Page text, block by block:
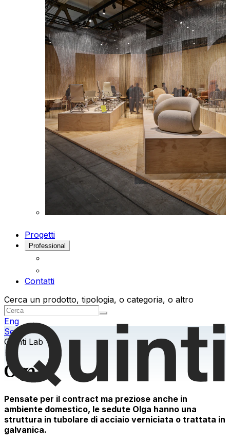
Progetti
Professional
Contatti
Cerca un prodotto, tipologia, o categoria, o altro
Eng
Sedie
Quinti Lab
Olga
Pensate per il contract ma preziose anche in
ambiente domestico, le sedute Olga hanno una
struttura in tubolare di acciaio verniciata o trattata in
galvanica.